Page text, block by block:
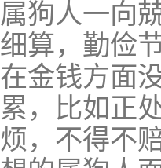
属狗人一向
细算，勤俭
在金钱方面
累，比如正
烦，不得不